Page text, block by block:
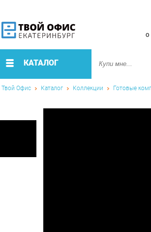
О
КАТАЛОГ
Твой Офис Каталог Коллекции Готовые